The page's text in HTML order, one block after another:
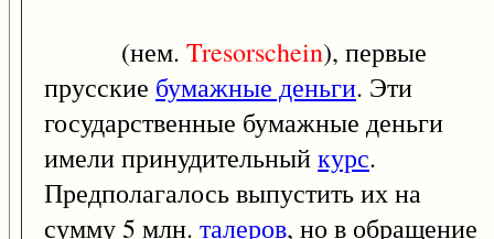
(нем. Tresorschein), первые
прусские бумажные деньги. Эти
государственные бумажные деньги
имели принудительныйкурс.
Предполагалось выпустить их на
сумму 5 млн. талеров, но в обращение